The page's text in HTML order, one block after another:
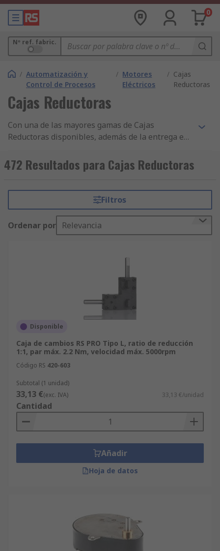
0
Nº ref. fabric.
/ Automatización y
Control de Procesos
/ Motores
Eléctricos
/ Cajas
Reductoras
Cajas Reductoras
Con una de las mayores gamas de Cajas
Reductoras disponibles, además de la entrega en
Automatización y Control de Procesos y nuestro
constante compromiso con la calidad, no resulta
de 160 países. Nuestras marcas de Cajas
Reductoras disponibles para la compra online
varían desde Maxon hasta Panasonic. RS permite
realizar sus pedidos de forma rápida y fácil, lo
disponibles por orden alfabético, por precio,
marca, fabricante y disponibilidad.
472 Resultados para Cajas Reductoras
Filtros
Ordenar por Relevancia
Disponible
Caja de cambios RS PRO Tipo L, ratio de reducción
1:1, par máx. 2.2 Nm, velocidad máx. 5000rpm
Código RS 420-603
Subtotal (1 unidad)
33,13 €(exc. IVA) 33,13 €/unidad
Cantidad
Añadir
Hoja de datos